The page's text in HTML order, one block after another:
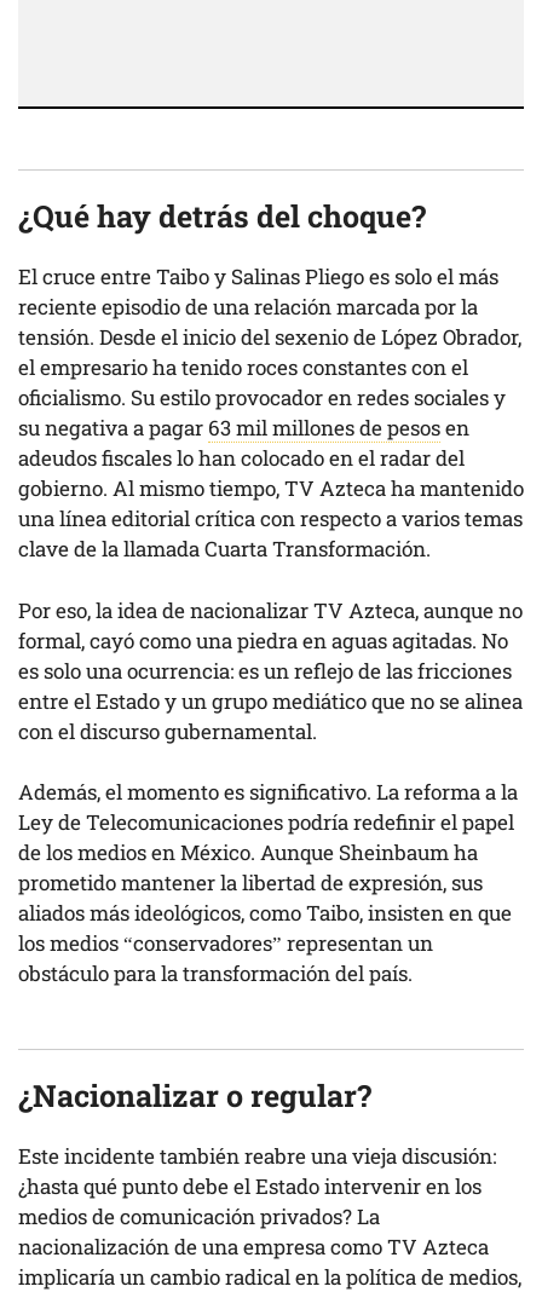
¿Qué hay detrás del choque?
El cruce entre Taibo y Salinas Pliego es solo el más
reciente episodio de una relación marcada por la
tensión. Desde el inicio del sexenio de López Obrador,
el empresario ha tenido roces constantes con el
oficialismo. Su estilo provocador en redes sociales y
su negativa a pagar 63 mil millones de pesosen
adeudos fiscales lo han colocado en el radar del
gobierno. Al mismo tiempo, TV Azteca ha mantenido
una línea editorial crítica con respecto a varios temas
clave de la llamada Cuarta Transformación.
Por eso, la idea de nacionalizar TV Azteca, aunque no
formal, cayó como una piedra en aguas agitadas. No
es solo una ocurrencia: es un reflejo de las fricciones
entre el Estado y un grupo mediático que no se alinea
con el discurso gubernamental.
Además, el momento es significativo. La reforma a la
Ley de Telecomunicaciones podría redefinir el papel
de los medios en México. Aunque Sheinbaum ha
prometido mantener la libertad de expresión, sus
aliados más ideológicos, como Taibo, insisten en que
los medios “conservadores” representan un
obstáculo para la transformación del país.
¿Nacionalizar o regular?
Este incidente también reabre una vieja discusión:
¿hasta qué punto debe el Estado intervenir en los
medios de comunicación privados? La
nacionalización de una empresa como TV Azteca
implicaría un cambio radical en la política de medios,